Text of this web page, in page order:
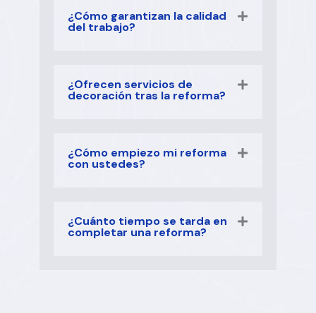
¿Cómo garantizan la calidad
del trabajo?
¿Ofrecen servicios de
decoración tras la reforma?
¿Cómo empiezo mi reforma
con ustedes?
¿Cuánto tiempo se tarda en
completar una reforma?